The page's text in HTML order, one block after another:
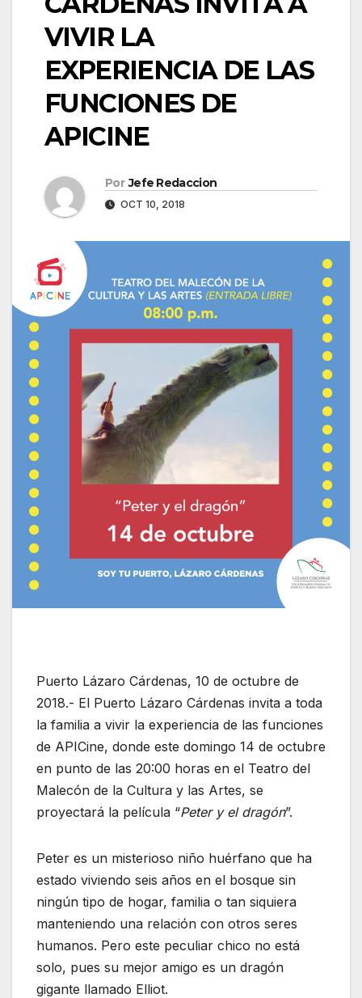
VIVIR LA
EXPERIENCIA DE LAS
FUNCIONES DE
APICINE
Por Jefe Redaccion
OCT 10, 2018
Puerto Lázaro Cárdenas, 10 de octubre de
2018.- El Puerto Lázaro Cárdenas invita a toda
la familia a vivir la experiencia de las funciones
de APICine, donde este domingo 14 de octubre
en punto de las 20:00 horas en el Teatro del
Malecón de la Cultura y las Artes, se
proyectará la película “Peter y el dragón”.
Peter es un misterioso niño huérfano que ha
estado viviendo seis años en el bosque sin
ningún tipo de hogar, familia o tan siquiera
manteniendo una relación con otros seres
humanos. Pero este peculiar chico no está
solo, pues su mejor amigo es un dragón
gigante llamado Elliot.